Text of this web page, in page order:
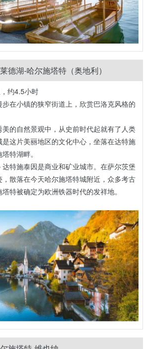
德湖-哈尔施塔特（奥地利）
约4.5小时
在小镇的狭窄街道上，欣赏巴洛克风格的
的自然景观中，从史前时代起就有了人类
这片美丽地区的文化中心，坐落在达特施
特湖畔。
特施泰因是商业和矿业城市。在萨尔茨堡
散落在今天哈尔施塔特城附近，众多考古
特被确定为欧洲铁器时代的发祥地。